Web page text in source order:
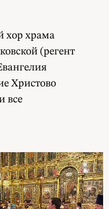
хор храма
(регент
Христово
все